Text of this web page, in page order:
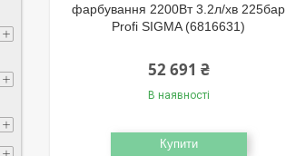
фарбування 2200Вт 3.2л/хв 225бар
Profi SIGMA (6816631)
52 691 ₴
В наявності
Купити